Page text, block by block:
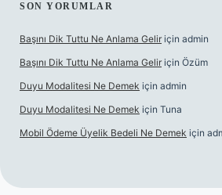
SON YORUMLAR
Başını Dik Tuttu Ne Anlama Gelir için admin
Başını Dik Tuttu Ne Anlama Gelir için Özüm
Duyu Modalitesi Ne Demek için admin
Duyu Modalitesi Ne Demek için Tuna
Mobil Ödeme Üyelik Bedeli Ne Demek için